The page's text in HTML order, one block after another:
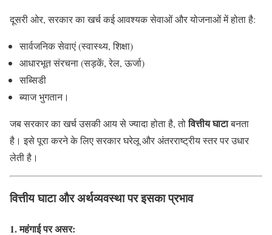
दूसरी ओर, सरकार का खर्च कई आवश्यक सेवाओं और योजनाओं में होता है:
सार्वजनिक सेवाएं (स्वास्थ्य, शिक्षा)
आधारभूत संरचना (सड़कें, रेल, ऊर्जा)
सब्सिडी
ब्याज भुगतान।
जब सरकार का खर्च उसकी आय से ज्यादा होता है, तोवित्तीय घाटाबनता
है। इसे पूरा करने के लिए सरकार घरेलू और अंतरराष्ट्रीय स्तर पर उधार
लेती है।
वित्तीय घाटा और अर्थव्यवस्था पर इसका प्रभाव
1. महंगाई पर असर: